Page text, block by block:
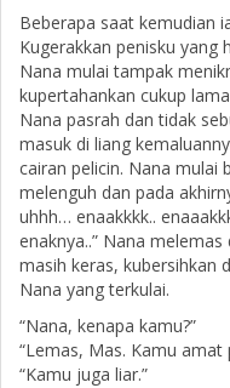
Beberapa saat kemudian
Kugerakkan penisku yang
Nana mulai tampak
kupertahankan cukup
Nana pasrah dan tidak
masuk di liang
cairan pelicin. Nana mulai
melenguh dan pada
uhhh… enaakkkk..
enaknya..” Nana
masih keras, kubersihkan
Nana yang terkulai.
“Nana, kenapa kamu?”
“Lemas, Mas. Kamu amat
“Kamu juga liar.”